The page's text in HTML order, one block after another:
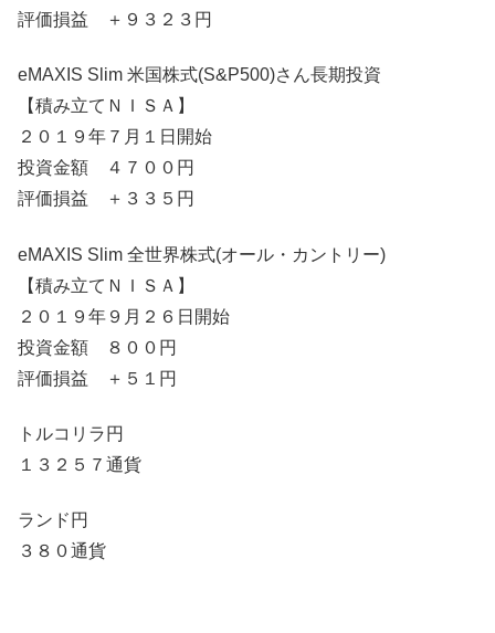
評価損益 ＋９３２３円
eMAXIS Slim 米国株式(S&P500)さん長期投資
【積み立てＮＩＳＡ】
２０１９年７月１日開始
投資金額 ４７００円
評価損益 ＋３３５円
eMAXIS Slim 全世界株式(オール・カントリー)
【積み立てＮＩＳＡ】
２０１９年９月２６日開始
投資金額 ８００円
評価損益 ＋５１円
トルコリラ円
１３２５７通貨
ランド円
３８０通貨